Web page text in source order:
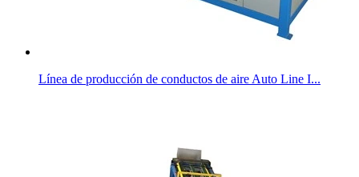
Línea de producción de conductos de aire Auto Line I...